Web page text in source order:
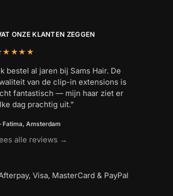
ONZE KLANTEN ZEGGEN
bestel al jaren bij Sams Hair. De
van de clip-in extensions is
fantastisch — mijn haar ziet er
dag prachtig uit.”
Amsterdam
alle reviews →
Visa, MasterCard & PayPal